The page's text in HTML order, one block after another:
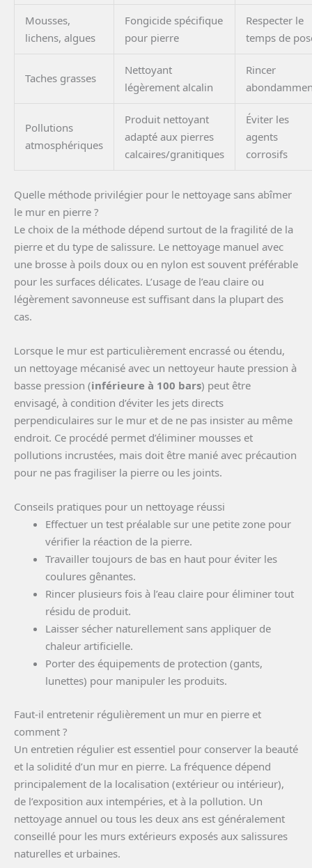
Mousses,
lichens, algues
Fongicide spécifique
pour pierre
Respecter le
temps de
Taches grasses
Nettoyant
légèrement alcalin
Rincer
Pollutions
atmosphériques
Produit nettoyant
adapté aux pierres
calcaires/granitiques
Éviter les
agents
corrosifs
Quelle méthode privilégier pour le nettoyage sans abîmer
le mur en pierre ?
Le choix de la méthode dépend surtout de la fragilité de la
pierre et du type de salissure. Le nettoyage manuel avec
une brosse à poils doux ou en nylon est souvent préférable
pour les surfaces délicates. L’usage de l’eau claire ou
légèrement savonneuse est suffisant dans la plupart des
cas.
Lorsque le mur est particulièrement encrassé ou étendu,
un nettoyage mécanisé avec un nettoyeur haute pression à
basse pression (inférieure à 100 bars) peut être
envisagé, à condition d’éviter les jets directs
perpendiculaires sur le mur et de ne pas insister au même
endroit. Ce procédé permet d’éliminer mousses et
pollutions incrustées, mais doit être manié avec précaution
pour ne pas fragiliser la pierre ou les joints.
Conseils pratiques pour un nettoyage réussi
Effectuer un test préalable sur une petite zone pour
vérifier la réaction de la pierre.
Travailler toujours de bas en haut pour éviter les
coulures gênantes.
Rincer plusieurs fois à l’eau claire pour éliminer tout
résidu de produit.
Laisser sécher naturellement sans appliquer de
chaleur artificielle.
Porter des équipements de protection (gants,
lunettes) pour manipuler les produits.
Faut-il entretenir régulièrement un mur en pierre et
comment ?
Un entretien régulier est essentiel pour conserver la beauté
et la solidité d’un mur en pierre. La fréquence dépend
principalement de la localisation (extérieur ou intérieur),
de l’exposition aux intempéries, et à la pollution. Un
nettoyage annuel ou tous les deux ans est généralement
conseillé pour les murs extérieurs exposés aux salissures
naturelles et urbaines.